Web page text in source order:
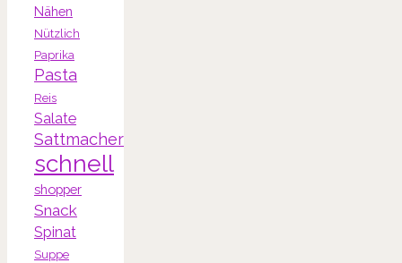
Nähen
Nützlich
Paprika
Pasta
Reis
Salate
Sattmacher
schnell
shopper
Snack
Spinat
Suppe